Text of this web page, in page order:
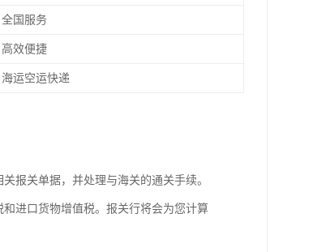
全国服务
高效便捷
海运空运快递
报关单据，并处理与海关的通关手续。
进口货物增值税。报关行将会为您计算